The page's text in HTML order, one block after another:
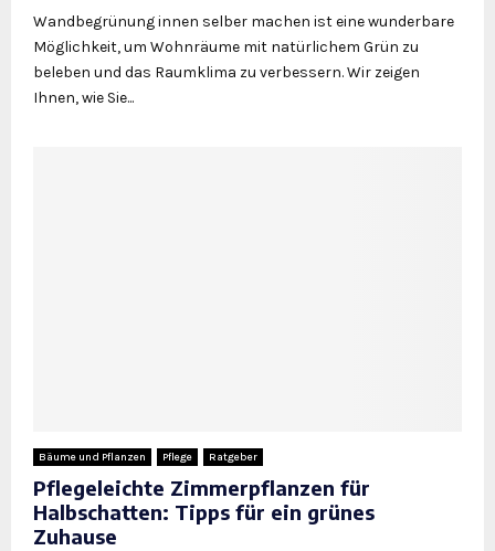
Wandbegrünung innen selber machen ist eine wunderbare
Möglichkeit, um Wohnräume mit natürlichem Grün zu
beleben und das Raumklima zu verbessern. Wir zeigen
Ihnen, wie Sie...
Bäume und Pflanzen Pflege Ratgeber
Pflegeleichte Zimmerpflanzen für
Halbschatten: Tipps für ein grünes
Zuhause